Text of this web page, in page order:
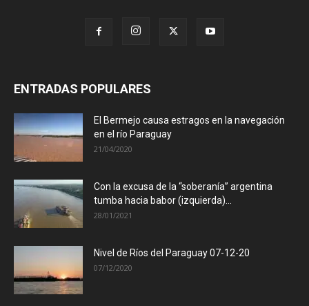
ENTRADAS POPULARES
El Bermejo causa estragos en la navegación
en el río Paraguay
21/04/2020
Con la excusa de la “soberanía” argentina
tumba hacia babor (izquierda)...
28/01/2021
Nivel de Ríos del Paraguay 07-12-20
07/12/2020